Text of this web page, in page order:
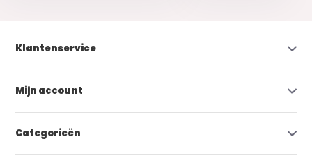
Klantenservice
Mijn account
Categorieën